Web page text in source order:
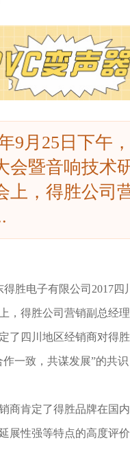
9月25日下午
会暨音响技术
上，得胜公司
得胜电子有限公司2017
，得胜公司营销副总经
了四川地区经销商对得
一致，共谋发展”的共
商肯定了得胜品牌在国
展性强等特点的高度评